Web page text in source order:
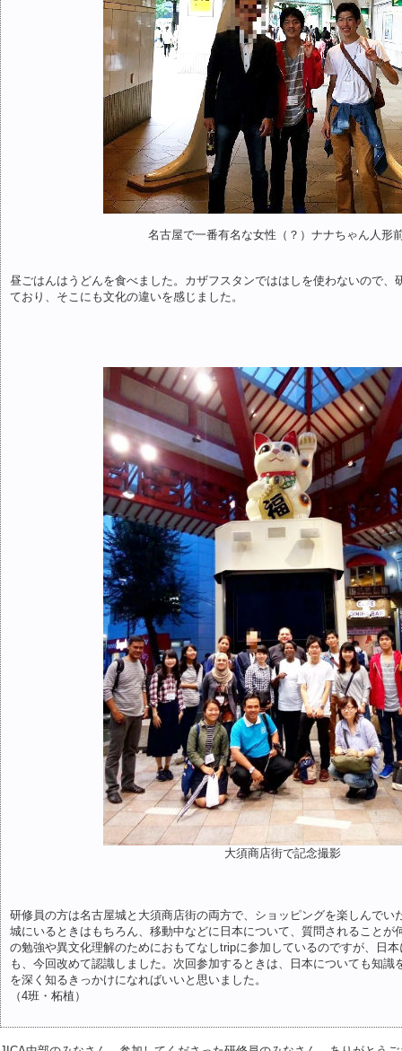
名古屋で一番有名な女性（？）ナナちゃん人形
昼ごはんはうどんを食べました。カザフスタンでははしを使わないので、
ており、そこにも文化の違いを感じました。
大須商店街で記念撮影
研修員の方は名古屋城と大須商店街の両方で、ショッピングを楽しんでい
城にいるときはもちろん、移動中などに日本について、質問されることが
の勉強や異文化理解のためにおもてなしtripに参加しているのですが、日
も、今回改めて認識しました。次回参加するときは、日本についても知識
を深く知るきっかけになればいいと思いました。
（4班・柘植）